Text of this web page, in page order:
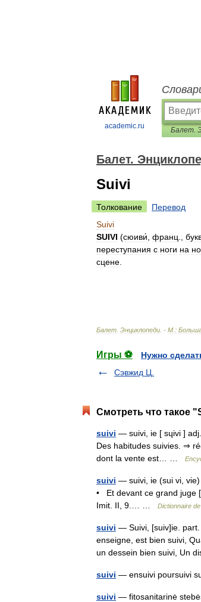
academic.ru Балет.
Балет.
Suivi
Толкование
Перевод
Suivi
SUIVI (сюиви́ франц
переступания с ноги на
сцене
Балет Энциклопеди . - М :
Игры ⚽
Нужно
Сэвжид Ц.
Смотреть что такое
suivi — suivi, ie [ sɥivi ]
Des habitudes suivies. ⇒
dont la vente est… …
suivi — suivi, ie (sui vi, vie)
• Et devant ce grand juge
Imit. II, 9.… …
Dictionnaire
suivi — Suivi, [suiv]ie. part.
enseigne, est bien suivi,
un dessein bien suivi, Un
suivi — ensuivi poursuivi
suivi — fitosanitarinė